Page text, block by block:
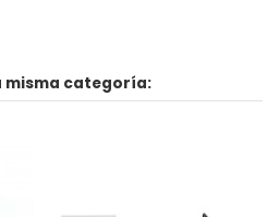
misma categoría: